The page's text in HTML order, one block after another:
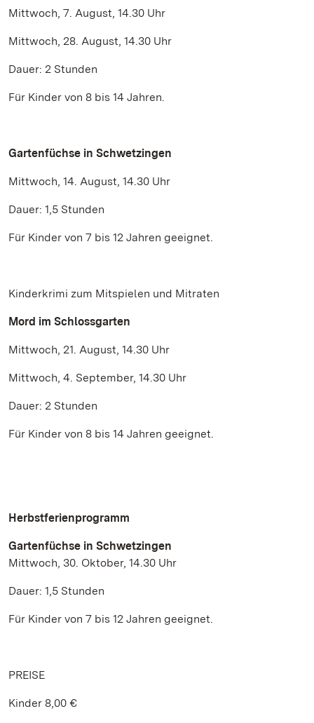
Mittwoch, 7. August, 14.30 Uhr
Mittwoch, 28. August, 14.30 Uhr
Dauer: 2 Stunden
Für Kinder von 8 bis 14 Jahren.
Gartenfüchse in Schwetzingen
Mittwoch, 14. August, 14.30 Uhr
Dauer: 1,5 Stunden
Für Kinder von 7 bis 12 Jahren geeignet.
Kinderkrimi zum Mitspielen und Mitraten
Mord im Schlossgarten
Mittwoch, 21. August, 14.30 Uhr
Mittwoch, 4. September, 14.30 Uhr
Dauer: 2 Stunden
Für Kinder von 8 bis 14 Jahren geeignet.
Herbstferienprogramm
Gartenfüchse in Schwetzingen
Mittwoch, 30. Oktober, 14.30 Uhr
Dauer: 1,5 Stunden
Für Kinder von 7 bis 12 Jahren geeignet.
PREISE
Kinder 8,00 €